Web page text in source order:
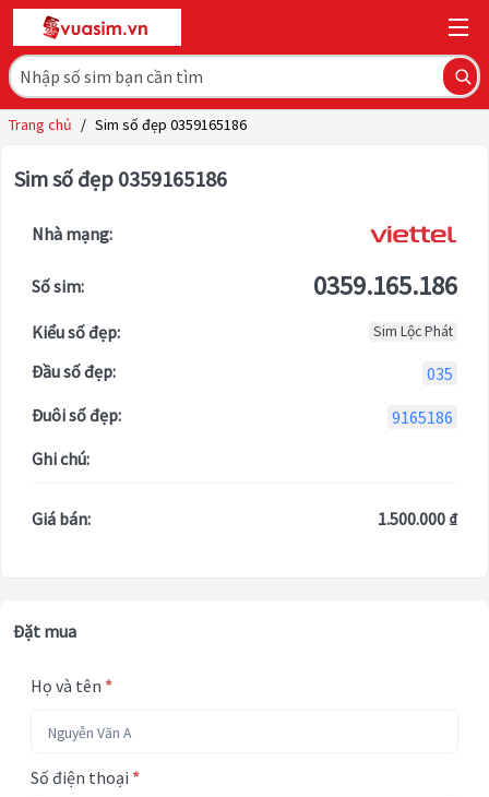
Trang chủ / Sim số đẹp 0359165186
Sim số đẹp 0359165186
Nhà mạng:
Số sim: 0359.165.186
Kiểu số đẹp: Sim Lộc Phát
Đầu số đẹp:
035
Đuôi số đẹp:
9165186
Ghi chú:
Giá bán: 1.500.000 ₫
Đặt mua
Họ và tên *
Số điện thoại *